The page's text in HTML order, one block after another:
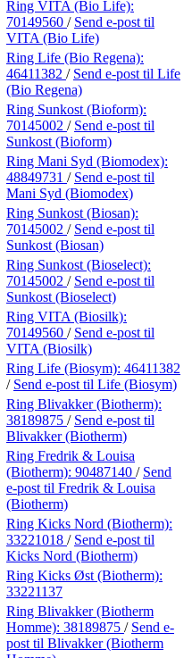
Ring VITA (Bio Life):
70149560 / Send e-post til
VITA (Bio Life)
Ring Life (Bio Regena):
46411382 / Send e-post til Life
(Bio Regena)
Ring Sunkost (Bioform):
70145002 / Send e-post til
Sunkost (Bioform)
Ring Mani Syd (Biomodex):
48849731 / Send e-post til
Mani Syd (Biomodex)
Ring Sunkost (Biosan):
70145002 / Send e-post til
Sunkost (Biosan)
Ring Sunkost (Bioselect):
70145002 / Send e-post til
Sunkost (Bioselect)
Ring VITA (Biosilk):
70149560 / Send e-post til
VITA (Biosilk)
Ring Life (Biosym): 46411382
/ Send e-post til Life (Biosym)
Ring Blivakker (Biotherm):
38189875 / Send e-post til
Blivakker (Biotherm)
Ring Fredrik & Louisa
(Biotherm): 90487140 / Send
e-post til Fredrik & Louisa
(Biotherm)
Ring Kicks Nord (Biotherm):
33221018 / Send e-post til
Kicks Nord (Biotherm)
Ring Kicks Øst (Biotherm):
33221137
Ring Blivakker (Biotherm
Homme): 38189875 / Send e-
post til Blivakker (Biotherm